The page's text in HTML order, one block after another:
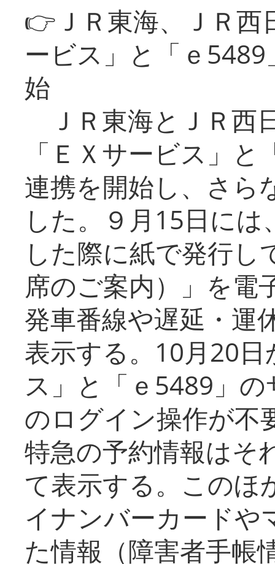
👉ＪＲ東海、ＪＲ
ービス」と「ｅ
始
ＪＲ東海とＪＲ西
「ＥＸサービス」
連携を開始し、さら
した。９月15日に
した際に紙で発行し
席のご案内）」を電
発車番線や遅延・運
表示する。10月20
ス」と「ｅ5489」
のログイン操作が不
特急の予約情報はそ
て表示する。このほ
イナンバーカードや
た情報（障害者手帳